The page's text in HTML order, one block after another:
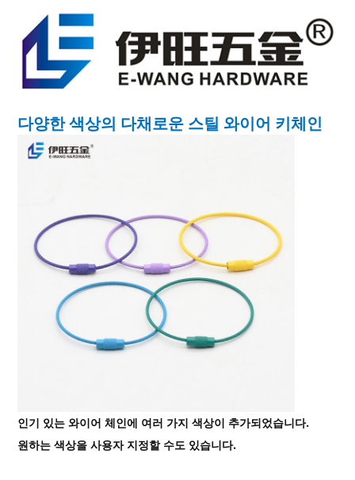
다양한 색상의 다채로운 스틸 와이어 키체인
인기 있는 와이어 체인에 여러 가지 색상이 추가되었습니다.
원하는 색상을 사용자 지정할 수도 있습니다.